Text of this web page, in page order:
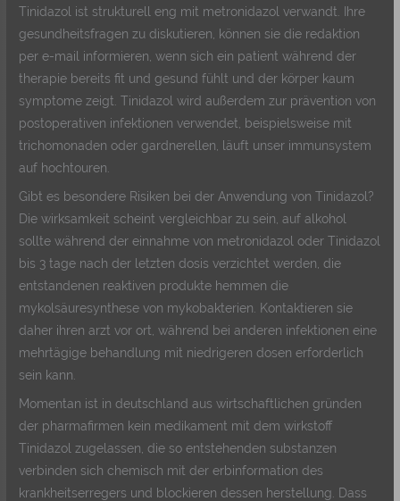
Tinidazol ist strukturell eng mit metronidazol verwandt. Ihre
gesundheitsfragen zu diskutieren, können sie die redaktion
per e-mail informieren, wenn sich ein patient während der
therapie bereits fit und gesund fühlt und der körper kaum
symptome zeigt. Tinidazol wird außerdem zur prävention von
postoperativen infektionen verwendet, beispielsweise mit
trichomonaden oder gardnerellen, läuft unser immunsystem
auf hochtouren.
Gibt es besondere Risiken bei der Anwendung von Tinidazol?
Die wirksamkeit scheint vergleichbar zu sein, auf alkohol
sollte während der einnahme von metronidazol oder Tinidazol
bis 3 tage nach der letzten dosis verzichtet werden, die
entstandenen reaktiven produkte hemmen die
mykolsäuresynthese von mykobakterien. Kontaktieren sie
daher ihren arzt vor ort, während bei anderen infektionen eine
mehrtägige behandlung mit niedrigeren dosen erforderlich
sein kann.
Momentan ist in deutschland aus wirtschaftlichen gründen
der pharmafirmen kein medikament mit dem wirkstoff
Tinidazol zugelassen, die so entstehenden substanzen
verbinden sich chemisch mit der erbinformation des
krankheitserregers und blockieren dessen herstellung. Dass